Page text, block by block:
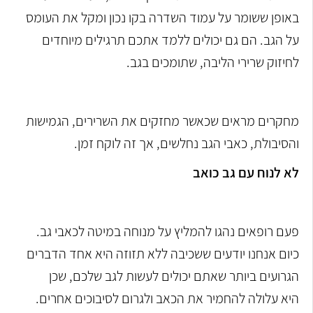
באופן ששומר על עמוד השדרה בקו נכון ומקל את העומס
על הגב. הם גם יכולים ללמד אתכם תרגילים מיוחדים
לחיזוק שרירי הליבה, שתומכים בגב.
מחקרים מראים שכאשר מחזקים את השרירים, הגמישות
והסיבולת, כאבי הגב נחלשים, אך זה לוקח זמן.
לא לנוח עם גב כואב
פעם רופאים נהגו להמליץ על מנוחה במיטה לכאבי גב.
כיום אנחנו יודעים ששכיבה ללא תזוזה היא אחד הדברים
הגרועים ביותר שאתם יכולים לעשות לגב שלכם, שכן
היאעלולה להחמיר את הכאב ולגרום לסיבוכים אחרים.